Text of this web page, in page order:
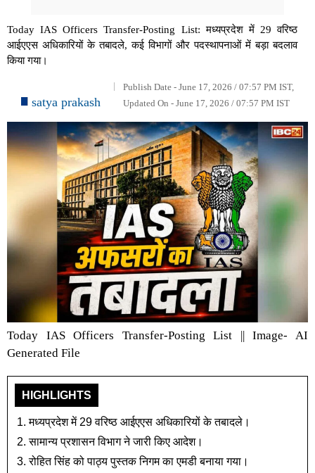
Today IAS Officers Transfer-Posting List: मध्यप्रदेश में 29 वरिष्ठ
आईएएस अधिकारियों के तबादले, कई विभागों और पदस्थापनाओं में बड़ा बदलाव
किया गया।
satya prakash
Publish Date - June 17, 2026 / 07:57 PM IST,
Updated On - June 17, 2026 / 07:57 PM IST
Today IAS Officers Transfer-Posting List || Image- AI
Generated File
HIGHLIGHTS
मध्यप्रदेश में 29 वरिष्ठ आईएएस अधिकारियों के तबादले।
सामान्य प्रशासन विभाग ने जारी किए आदेश।
रोहित सिंह को पाठ्य पुस्तक निगम का एमडी बनाया गया।